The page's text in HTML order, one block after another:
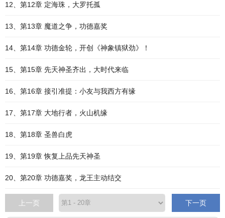
12、第12章 定海珠，大罗托孤
13、第13章 魔道之争，功德嘉奖
14、第14章 功德金轮，开创《神象镇狱劲》！
15、第15章 先天神圣齐出，大时代来临
16、第16章 接引准提：小友与我西方有缘
17、第17章 大地行者，火山机缘
18、第18章 圣兽白虎
19、第19章 恢复上品先天神圣
20、第20章 功德嘉奖，龙王主动结交
上一页 下一页